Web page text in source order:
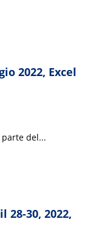
2022, Excel
del...
28-30, 2022,